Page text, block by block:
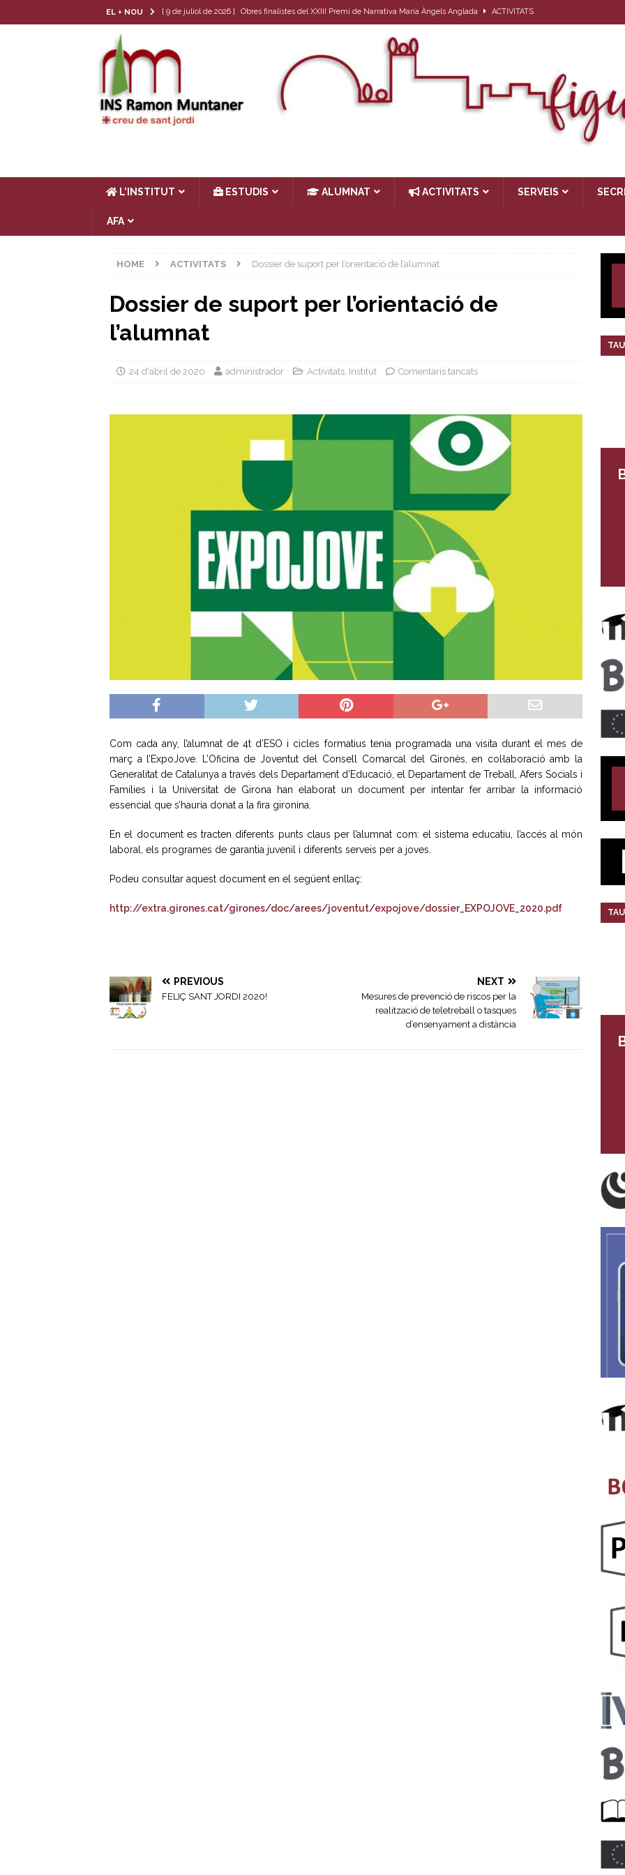
EL + NOU [ 9 de juliol de 2026 ] Obres finalistes del XXIII Premi de Narrativa Maria Àngels Anglada ACTIVITATS
Tria de matèria optativa per a l’alumnat que el proper curs farà 1r d’ESO
[ 17 de juny de 2026 ] Llibres de text 26-27 ACTIVITATS
Les cròniques del Club de lectura: Passat, futur i… present ACTIVITATS
[ 17 de juliol de 2026 ] Horari d’estiu
L’INSTITUT ESTUDIS ALUMNAT ACTIVITATS SERVEIS
AFA
HOME ACTIVITATS Dossier de suport per l’orientació de l’alumnat
Dossier de suport per l’orientació de
l’alumnat
24 d'abril de 2020 administrador Activitats, Institut Comentaris tancats
Com cada any, l’alumnat de 4t d’ESO i cicles formatius tenia programada una visita durant el mes de
març a l’ExpoJove. L’Oficina de Joventut del Consell Comarcal del Gironès, en col·laboració amb la
Generalitat de Catalunya a través dels Departament d’Educació, el Departament de Treball, Afers Socials i
Famílies i la Universitat de Girona han elaborat un document per intentar fer arribar la informació
essencial que s’hauria donat a la fira gironina.
En el document es tracten diferents punts claus per l’alumnat com: el sistema educatiu, l’accés al món
laboral, els programes de garantia juvenil i diferents serveis per a joves.
Podeu consultar aquest document en el següent enllaç:
http://extra.girones.cat/girones/doc/arees/joventut/expojove/dossier_EXPOJOVE_2020.pdf
PREVIOUS
FELIÇ SANT JORDI 2020!
NEXT
Mesures de prevenció de riscos per la
realització de teletreball o tasques
d’ensenyament a distància